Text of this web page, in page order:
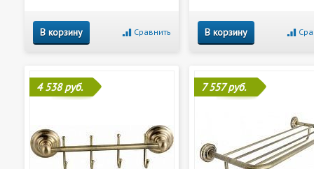
В корзину Сравнить В корзину
4 538 руб. 7 557 руб.